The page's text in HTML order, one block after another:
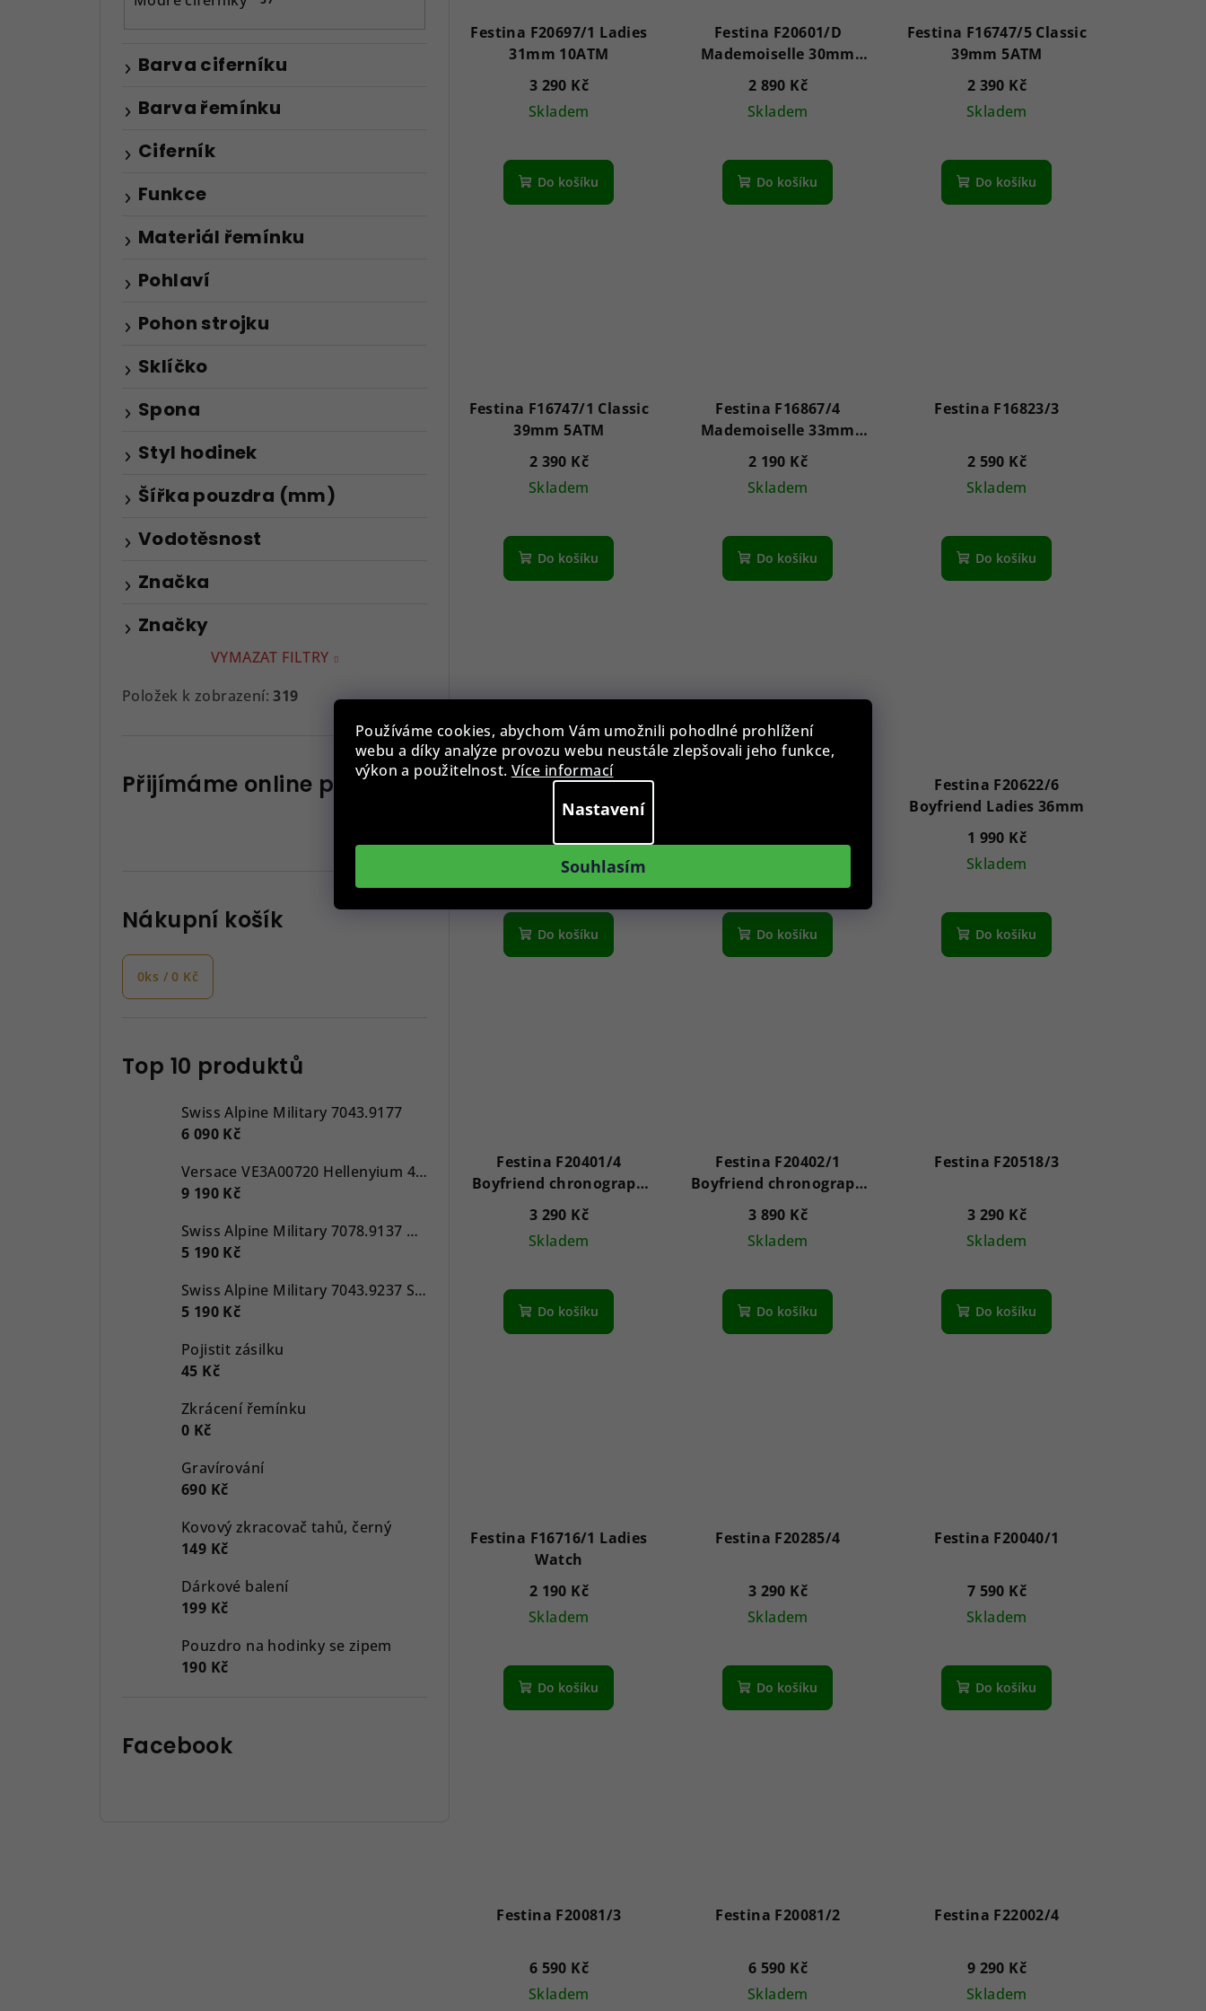
Používáme cookies, abychom Vám umožnili pohodlné prohlížení
webu a díky analýze provozu webu neustále zlepšovali jeho funkce,
výkon a použitelnost. Více informací
Nastavení
Souhlasím
Značky
Barva ciferníku
Barva řemínku
Ciferník
Funkce
Materiál řemínku
Pohlaví
Pohon strojku
Sklíčko
Spona
Styl hodinek
Šířka pouzdra (mm)
Vodotěsnost
Značka
VYMAZAT FILTRY
Položek k zobrazení:319
Přijímáme online platby
Nákupní košík
0ks /0 Kč
Top 10 produktů
Swiss Alpine Military 7043.9177
6 090 Kč
Versace VE3A00720 Hellenyium 42mm
9 190 Kč
Swiss Alpine Military 7078.9137 Chronograph 45mm
5 190 Kč
Swiss Alpine Military 7043.9237 Star Fighter Saphirglas Chrono 46 mm
5 190 Kč
Pojistit zásilku
45 Kč
Zkrácení řemínku
0 Kč
Gravírování
690 Kč
Kovový zkracovač tahů, černý
149 Kč
Dárkové balení
199 Kč
Pouzdro na hodinky se zipem
190 Kč
Facebook
Festina F20697/1 Ladies
31mm 10ATM
3 290 Kč
Skladem
Do košíku
Festina F20601/D
Mademoiselle 30mm
5ATM
2 890 Kč
Skladem
Do košíku
Festina F16747/5 Classic
39mm 5ATM
2 390 Kč
Skladem
Do košíku
Festina F16747/1 Classic
39mm 5ATM
2 390 Kč
Skladem
hodnocení
produktu
je
Do košíku
Festina F16867/4
Mademoiselle 33mm
5ATM
2 190 Kč
Skladem
Do košíku
Festina F16823/3
2 590 Kč
Skladem
Do košíku
Festina F20601/1
Mademoiselle 31mm
2 890 Kč
Skladem
Do košíku Do košíku
Festina F20622/6
Boyfriend Ladies 36mm
1 990 Kč
Skladem
Do košíku
Festina F20401/4
Boyfriend chronograph
36mm
3 290 Kč
Skladem
Do košíku
Festina F20402/1
Boyfriend chronograph
36mm
3 890 Kč
Skladem
Do košíku
Festina F20518/3
3 290 Kč
Skladem
Do košíku
Festina F16716/1 Ladies
Watch
2 190 Kč
Skladem
Do košíku
Festina F20285/4
3 290 Kč
Skladem
Do košíku
Festina F20040/1
7 590 Kč
Skladem
Do košíku
Festina F20081/3
6 590 Kč
Skladem
Festina F20081/2
6 590 Kč
Skladem
Festina F22002/4
9 290 Kč
Skladem